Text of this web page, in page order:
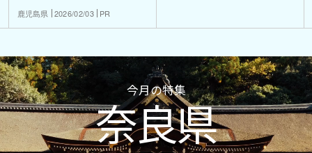
鹿児島県 2026/02/03 PR
今月の特集
奈良県